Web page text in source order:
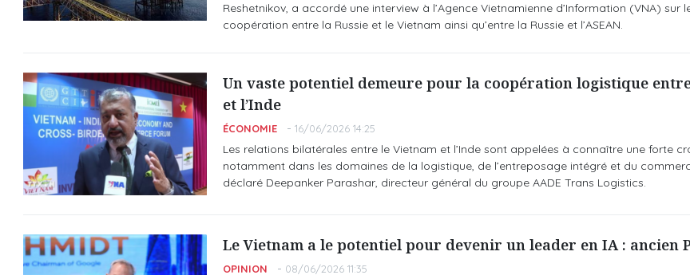
Reshetnikov, a accordé une interview à l’Agence Vietnamienne d’Information (VNA) sur
coopération entre la Russie et le Vietnam ainsi qu’entre la Russie et l’ASEAN.
Un vaste potentiel demeure pour la coopération logistique
et l’Inde
ÉCONOMIE 16/06/2026 14:25
Les relations bilatérales entre le Vietnam et l’Inde sont appelées à connaître une forte
notamment dans les domaines de la logistique, de l’entreposage intégré et du
déclaré Deepanker Parashar, directeur général du groupe AADE Trans Logistics.
Le Vietnam a le potentiel pour devenir un leader en IA : ancien
OPINION 08/06/2026 11:35